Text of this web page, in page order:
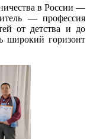
в России —
— профессия
от детства и до
широкий горизонт